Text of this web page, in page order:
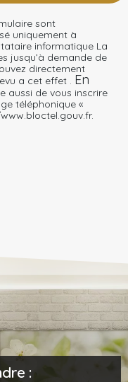
sont
uniquement à
informatique La
jusqu’à demande de
directement
a cet effet . En
aussi de vous inscrire
téléphonique «
: